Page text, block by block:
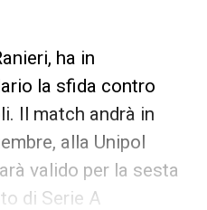
ha in
la sfida contro
Il match andrà in
alla Unipol
valido per la sesta
di Serie A